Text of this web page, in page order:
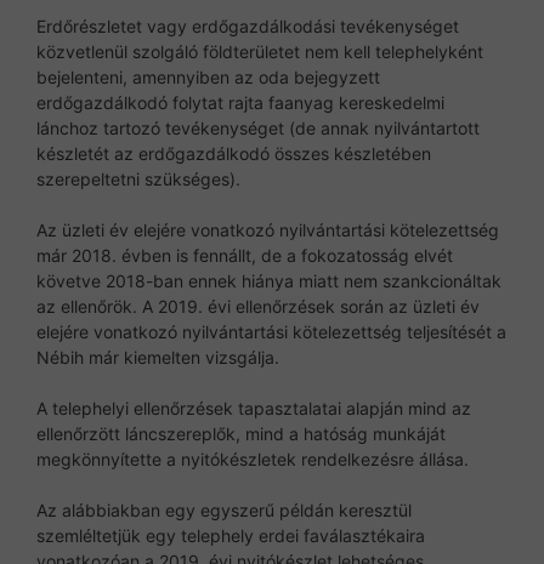
Erdőrészletet vagy erdőgazdálkodási tevékenységet
közvetlenül szolgáló földterületet nem kell telephelyként
bejelenteni, amennyiben az oda bejegyzett
erdőgazdálkodó folytat rajta faanyag kereskedelmi
lánchoz tartozó tevékenységet (de annak nyilvántartott
készletét az erdőgazdálkodó összes készletében
szerepeltetni szükséges).
Az üzleti év elejére vonatkozó nyilvántartási kötelezettség
már 2018. évben is fennállt, de a fokozatosság elvét
követve 2018-ban ennek hiánya miatt nem szankcionáltak
az ellenőrök. A 2019. évi ellenőrzések során az üzleti év
elejére vonatkozó nyilvántartási kötelezettség teljesítését a
Nébih már kiemelten vizsgálja.
A telephelyi ellenőrzések tapasztalatai alapján mind az
ellenőrzött láncszereplők, mind a hatóság munkáját
megkönnyítette a nyitókészletek rendelkezésre állása.
Az alábbiakban egy egyszerű példán keresztül
szemléltetjük egy telephely erdei faválasztékaira